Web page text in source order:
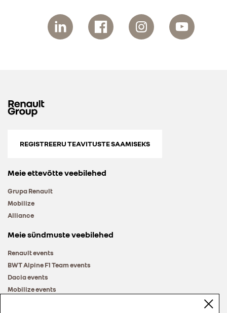
REGISTREERU TEAVITUSTE SAAMISEKS
Meie ettevõtte veebilehed
Grupa Renault
Mobilize
Alliance
Meie sündmuste veebilehed
Renault events
BWT Alpine F1 Team events
Dacia events
Mobilize events